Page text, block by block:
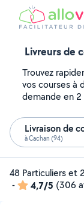
Livreurs de
Trouvez
vos courses à
demande en 2
Livraison de
à Cachan (94)
48 Particuliers et
-
4,7/5 (306